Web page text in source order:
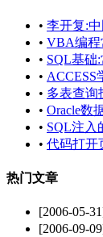
• 李开复:
• VBA编程
• SQL基础
• ACCESS
• 多表查询
• Oracle数
• SQL注入
• 代码打开
热门文章
[2006-05-
[2006-09-